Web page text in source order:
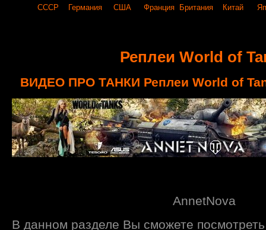
СССР Германия США Франция Британия Китай
Реплеи World of
ВИДЕО ПРО ТАНКИ Реплеи World of
AnnetNova
В данном разделе Вы сможете